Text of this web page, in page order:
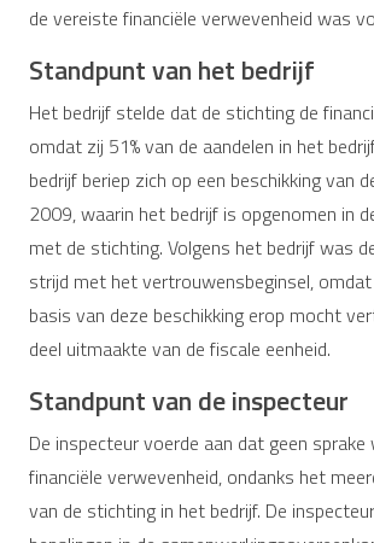
de vereiste financiële verwevenheid was
Standpunt van het bedrijf
Het bedrijf stelde dat de stichting de
omdat zij 51% van de aandelen in het
bedrijf beriep zich op een beschikking van
2009, waarin het bedrijf is opgenomen in
met de stichting. Volgens het bedrijf was
strijd met het vertrouwensbeginsel,
basis van deze beschikking erop mocht
deel uitmaakte van de fiscale eenheid.
Standpunt van de inspecteur
De inspecteur voerde aan dat geen sprake
financiële verwevenheid, ondanks het
van de stichting in het bedrijf. De